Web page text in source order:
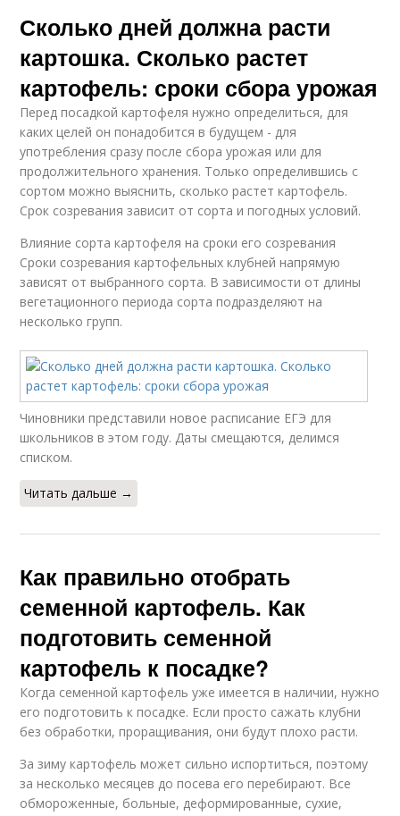
Сколько дней должна расти
картошка. Сколько растет
картофель: сроки сбора урожая
Перед посадкой картофеля нужно определиться, для
каких целей он понадобится в будущем - для
употребления сразу после сбора урожая или для
продолжительного хранения. Только определившись с
сортом можно выяснить, сколько растет картофель.
Срок созревания зависит от сорта и погодных условий.
Влияние сорта картофеля на сроки его созревания
Сроки созревания картофельных клубней напрямую
зависят от выбранного сорта. В зависимости от длины
вегетационного периода сорта подразделяют на
несколько групп.
Чиновники представили новое расписание ЕГЭ для
школьников в этом году. Даты смещаются, делимся
списком.
Читать дальше →
Как правильно отобрать
семенной картофель. Как
подготовить семенной
картофель к посадке?
Когда семенной картофель уже имеется в наличии, нужно
его подготовить к посадке. Если просто сажать клубни
без обработки, проращивания, они будут плохо расти.
За зиму картофель может сильно испортиться, поэтому
за несколько месяцев до посева его перебирают. Все
обмороженные, больные, деформированные, сухие,